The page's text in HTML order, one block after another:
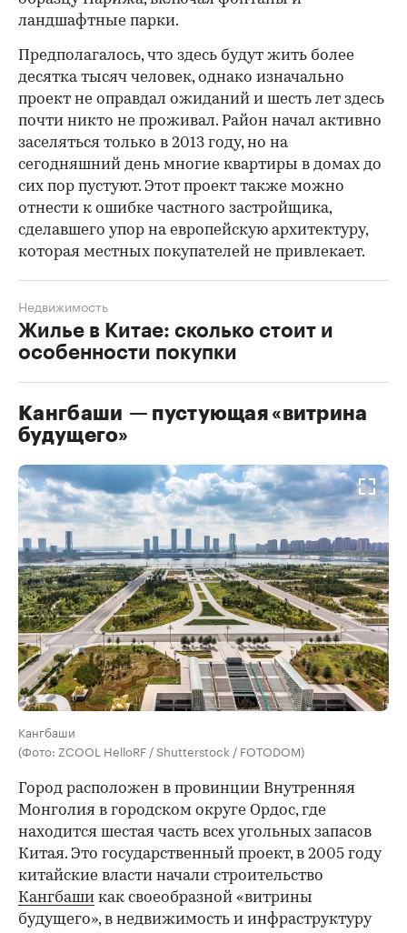
ландшафтные парки.
Предполагалось, что здесь будут жить более
десятка тысяч человек, однако изначально
проект не оправдал ожиданий и шесть лет здесь
почти никто не проживал. Район начал активно
заселяться только в 2013 году, но на
сегодняшний день многие квартиры в домах до
сих пор пустуют. Этот проект также можно
отнести к ошибке частного застройщика,
сделавшего упор на европейскую архитектуру,
которая местных покупателей не привлекает.
Жилье в Китае: сколько стоит и
особенности покупки
Недвижимость
Кангбаши — пустующая «витрина
будущего»
Кангбаши
(Фото: ZCOOL HelloRF / Shutterstock / FOTODOM)
Город расположен в провинции Внутренняя
Монголия в городском округе Ордос, где
находится шестая часть всех угольных запасов
Китая. Это государственный проект, в 2005 году
китайские власти начали строительство
Кангбаши как своеобразной «витрины
будущего», в недвижимость и инфраструктуру